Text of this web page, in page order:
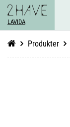
LAVIDA
Produkter